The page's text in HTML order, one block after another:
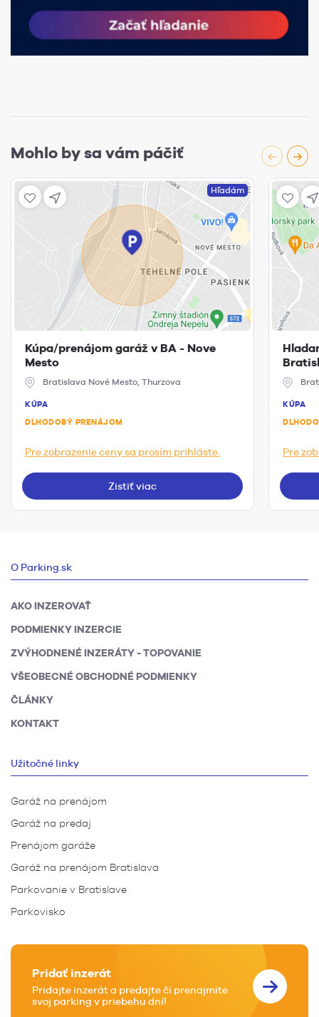
Mohlo by sa vám páčiť
Hľadám
Kúpa/prenájom garáž v BA - Nove
Mesto
Bratislava Nové Mesto, Thurzova
KÚPA
DLHODOBÝ PRENÁJOM
Pre zobrazenie ceny sa prosím prihláste.
Zistiť viac
KÚPA
Pre
O Parking.sk
AKO INZEROVAŤ
PODMIENKY INZERCIE
ZVÝHODNENÉ INZERÁTY - TOPOVANIE
VŠEOBECNÉ OBCHODNÉ PODMIENKY
ČLÁNKY
KONTAKT
Užitočné linky
Garáž na prenájom
Garáž na predaj
Prenájom garáže
Garáž na prenájom Bratislava
Parkovanie v Bratislave
Parkovisko
Pridať inzerát
Pridajte inzerát a predajte či prenajmite
svoj parking v priebehu dní!